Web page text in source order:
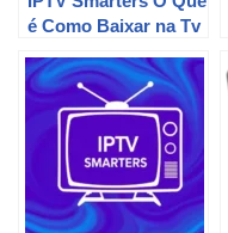
é Como Baixar na Tv